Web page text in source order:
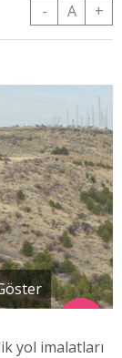
- A +
yol imalatları